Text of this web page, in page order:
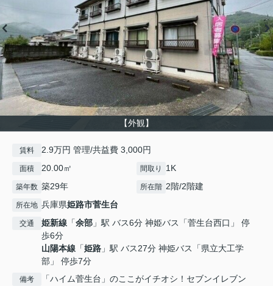
【外観】
賃料 2.9万円 管理/共益費 3,000円
面積 20.00㎡ 間取り 1K
築年数 築29年 所在階 2階/2階建
所在地 兵庫県姫路市菅生台
交通 姫新線 「余部 」駅 バス6分 神姫バス「菅生台西口」 停
歩6分
山陽本線 「姫路 」駅 バス27分 神姫バス「県立大工学
部」 停歩7分
備考
「ハイム菅生台」のここがイチオシ！セブンイレブン